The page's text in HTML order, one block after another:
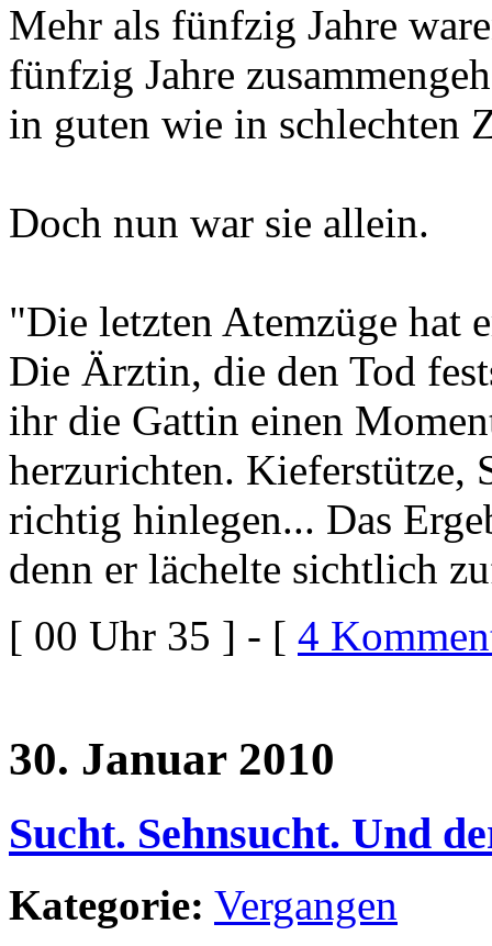
Mehr als fünfzig Jahre
fünfzig Jahre
in guten wie in schlechten
Doch nun war sie allein.
"Die letzten Atemzüge hat
Die Ärztin, die den Tod
ihr die Gattin einen
herzurichten. Kieferstütze,
richtig hinlegen... Das
denn er lächelte sichtlich
[ 00 Uhr 35 ] - [ 4
30. Januar 2010
Sucht. Sehnsucht. Und
Kategorie: Vergangen